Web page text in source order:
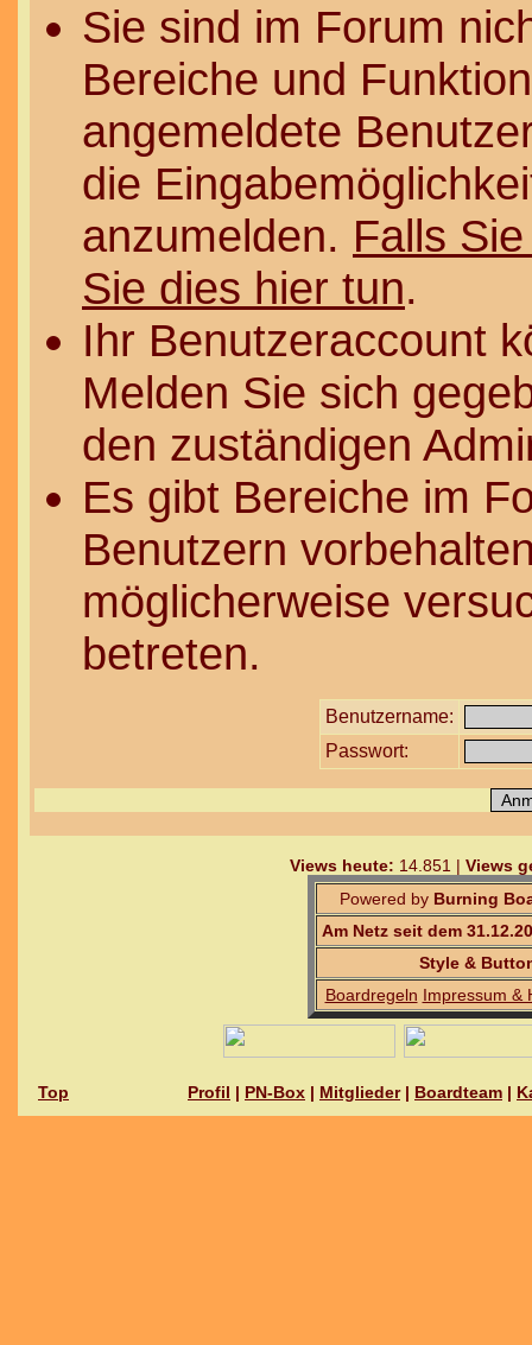
Sie sind im Forum
Bereiche und
angemeldete
die
anzumelden. Falls
Sie dies hier tun.
Ihr Benutzeraccount
Melden Sie sich
den zuständigen
Es gibt Bereiche im
Benutzern
möglicherweise
betreten.
Benutzername:
Passwort:
Views heute: 14.851 | Views
Powered by Burning
Am Netz seit dem
Style &
Boardregeln Impressum &
Top Profil | PN-Box | Mitglieder| Boardteam |